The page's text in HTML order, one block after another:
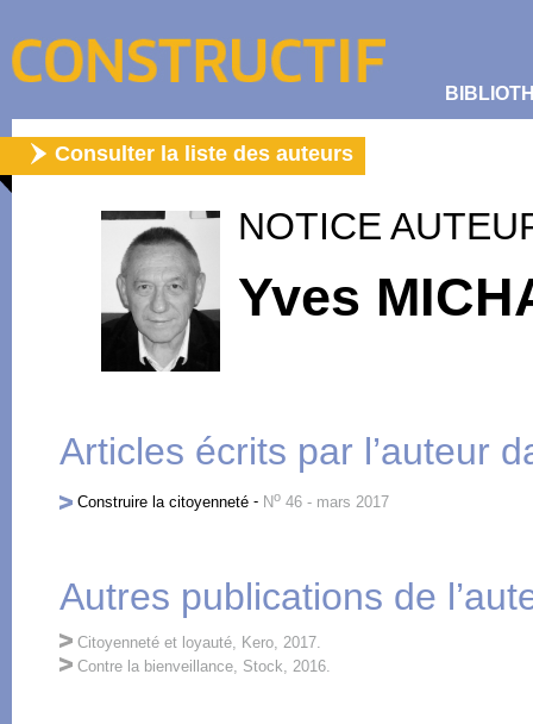
Consulter la liste des auteurs
NOTICE
Yves
Articles écrits par l’auteur
Construire la citoyenneté - No 46 - mars 2017
Autres publications de
Citoyenneté et loyauté, Kero, 2017.
Contre la bienveillance, Stock, 2016.